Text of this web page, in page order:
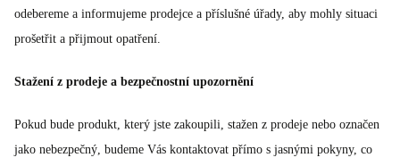
odebereme a informujeme prodejce a příslušné úřady, aby mohly situaci
prošetřit a přijmout opatření.
Stažení z prodeje a bezpečnostní upozornění
Pokud bude produkt, který jste zakoupili, stažen z prodeje nebo označen
jako nebezpečný, budeme Vás kontaktovat přímo s jasnými pokyny, co